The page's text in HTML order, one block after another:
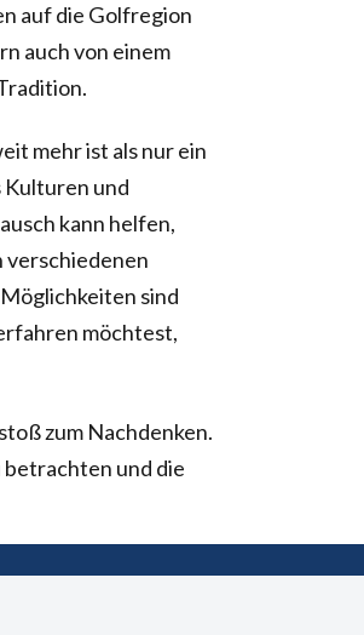
auf die Golfregion
auch von einem
mehr ist als nur ein
Kulturen und
kann helfen,
verschiedenen
sind
möchtest,
zum Nachdenken.
betrachten und die